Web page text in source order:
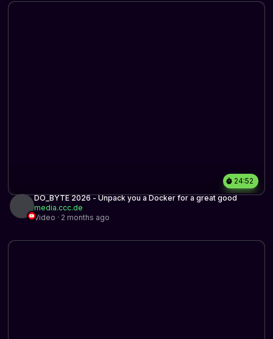
24:52
DO_BYTE 2026 - Unpack you a Docker for a great good
media.ccc.de
Video · 2 months ago